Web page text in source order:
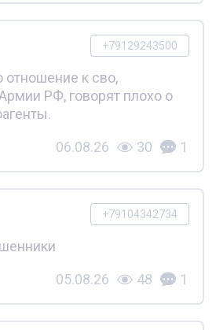
+79129243500
к сво,
РФ, говорят плохо о
06.08.26 30 1
+79104342734
05.08.26 48 1